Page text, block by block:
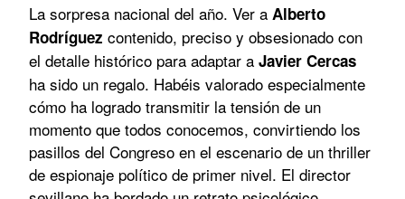
La sorpresa nacional del año. Ver a Alberto
Rodríguez contenido, preciso y obsesionado con
el detalle histórico para adaptar a Javier Cercas
ha sido un regalo. Habéis valorado especialmente
cómo ha logrado transmitir la tensión de un
momento que todos conocemos, convirtiendo los
pasillos del Congreso en el escenario de un thriller
de espionaje político de primer nivel. El director